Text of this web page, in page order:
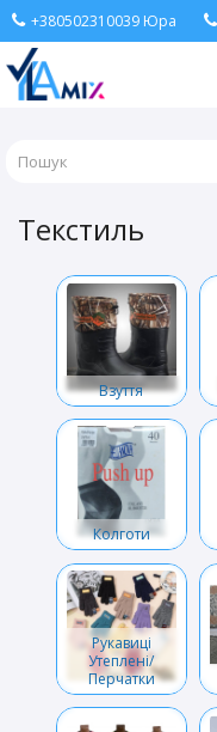
+380502310039 Юра
Текстиль
Взуття
Колготи
Рукавиці
Утеплені/
Перчатки